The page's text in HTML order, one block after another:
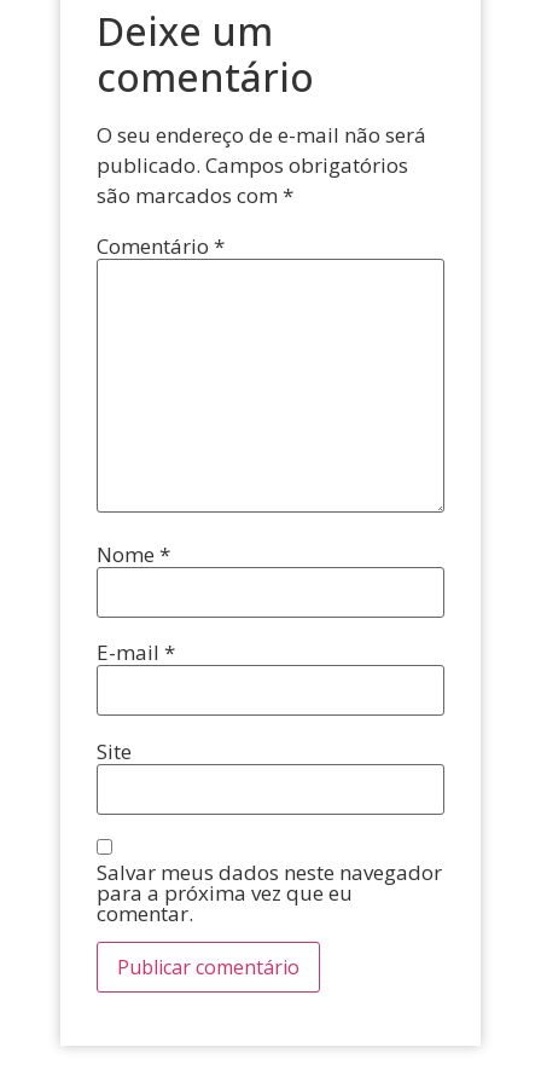
Deixe um
comentário
O seu endereço de e-mail não será
publicado. Campos obrigatórios
são marcados com *
Comentário *
Nome *
E-mail *
Site
Salvar meus dados neste navegador
para a próxima vez que eu
comentar.